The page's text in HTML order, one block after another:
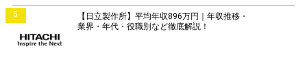
5
【日立製作所】平均年収896万円｜年収推移・
業界・年代・役職別など徹底解説！